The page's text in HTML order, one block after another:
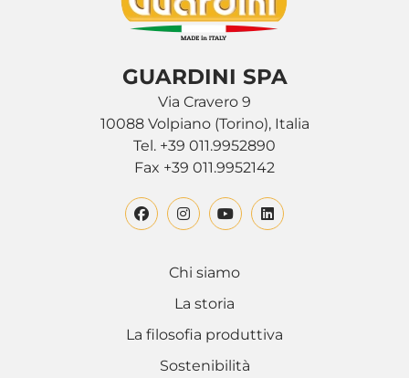
GUARDINI SPA
Via Cravero 9
10088 Volpiano (Torino), Italia
Tel. +39 011.9952890
Fax +39 011.9952142
Chi siamo
La storia
La filosofia produttiva
Sostenibilità